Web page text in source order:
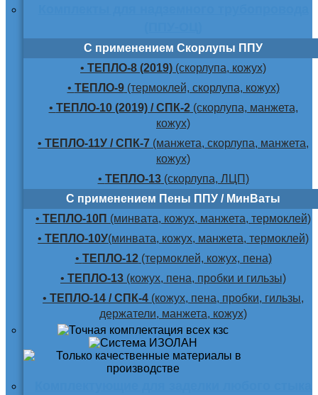
С применением Скорлупы ППУ
• ТЕПЛО-8 (2019) (скорлупа, кожух)
• ТЕПЛО-9(термоклей, скорлупа, кожух)
• ТЕПЛО-10 (2019) / СПК-2(скорлупа, манжета,
кожух)
• ТЕПЛО-11У / СПК-7 (манжета, скорлупа, манжета,
кожух)
• ТЕПЛО-13(скорлупа, ЛЦП)
С применением Пены ППУ / МинВаты
• ТЕПЛО-10П (минвата, кожух, манжета, термоклей)
• ТЕПЛО-10У(минвата, кожух, манжета, термоклей)
• ТЕПЛО-12(термоклей, кожух, пена)
• ТЕПЛО-13 (кожух, пена, пробки и гильзы)
• ТЕПЛО-14 / СПК-4 (кожух, пена, пробки, гильзы,
держатели, манжета, кожух)